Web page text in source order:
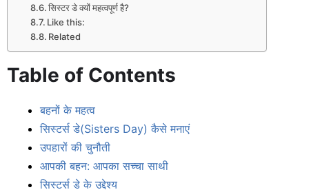
सिस्टर डे क्यों महत्वपूर्ण है?
Like this:
Related
Table of Contents
बहनों के महत्व
सिस्टर्स डे(Sisters Day) कैसे मनाएं
उपहारों की चुनौती
आपकी बहन: आपका सच्चा साथी
सिस्टर्स डे के उद्देश्य